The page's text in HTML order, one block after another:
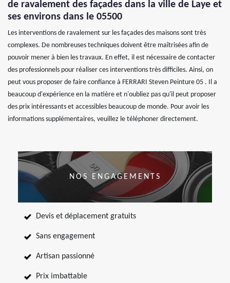
de ravalement des façades dans la ville de Laye et
ses environs dans le 05500
Les interventions de ravalement sur les façades des maisons sont très
complexes. De nombreuses techniques doivent être maîtrisées afin de
pouvoir mener à bien les travaux. En effet, il est nécessaire de contacter
des professionnels pour réaliser ces interventions très difficiles. Ainsi, on
peut vous proposer de faire confiance à FERRARI Steven Peinture 05 . Il a
beaucoup d'expérience en la matière et n'oubliez pas qu'il peut proposer
des prix intéressants et accessibles beaucoup de monde. Pour avoir les
informations supplémentaires, veuillez le téléphoner directement.
NOS ENGAGEMENTS
Devis et déplacement gratuits
Sans engagement
Artisan passionné
Prix imbattable